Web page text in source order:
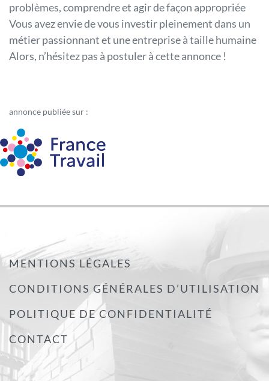
problèmes, comprendre et agir de façon appropriée
Vous avez envie de vous investir pleinement dans un
métier passionnant et une entreprise à taille humaine
Alors, n’hésitez pas à postuler à cette annonce !
annonce publiée sur :
MENTIONS LÉGALES
CONDITIONS GÉNÉRALES D’UTILISATION
POLITIQUE DE CONFIDENTIALITÉ
CONTACT